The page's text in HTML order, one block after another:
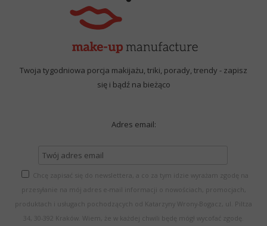
Twoja tygodniowa porcja makijażu, triki, porady, trendy - zapisz
się i bądź na bieżąco
Adres email:
Chcę zapisać się do newslettera, a co za tym idzie wyrażam zgodę na
przesyłanie na mój adres e-mail informacji o nowościach, promocjach,
produktach i usługach pochodzących od Katarzyny Wrony-Bogacz, ul. Piltza
34, 30-392 Kraków. Wiem, że w każdej chwili będę mógł wycofać zgodę.